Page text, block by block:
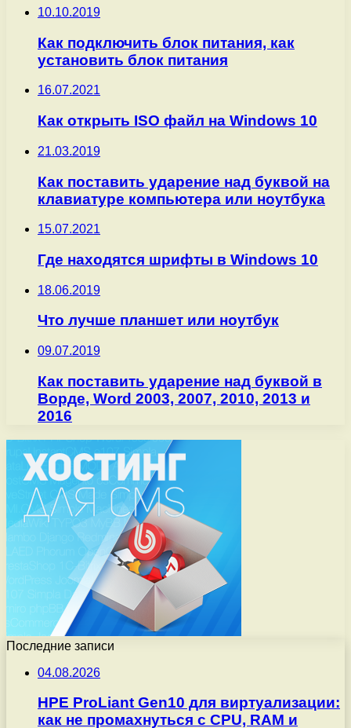
10.10.2019
Как подключить блок питания, как
установить блок питания
16.07.2021
Как открыть ISO файл на Windows 10
21.03.2019
Как поставить ударение над буквой на
клавиатуре компьютера или ноутбука
15.07.2021
Где находятся шрифты в Windows 10
18.06.2019
Что лучше планшет или ноутбук
09.07.2019
Как поставить ударение над буквой в
Ворде, Word 2003, 2007, 2010, 2013 и
2016
Последние записи
04.08.2026
HPE ProLiant Gen10 для виртуализации:
как не промахнуться с CPU, RAM и